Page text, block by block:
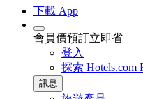
下載 App
會員價預訂立即省
登入
探索 Hotels.com
訊息